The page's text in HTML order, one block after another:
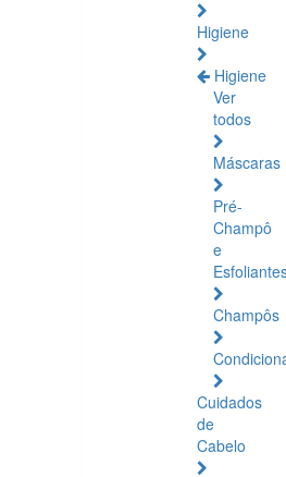
Higiene
Higiene
Ver
todos
Máscaras
Pré-
Champô
e
Champôs
Cuidados
de
Cabelo